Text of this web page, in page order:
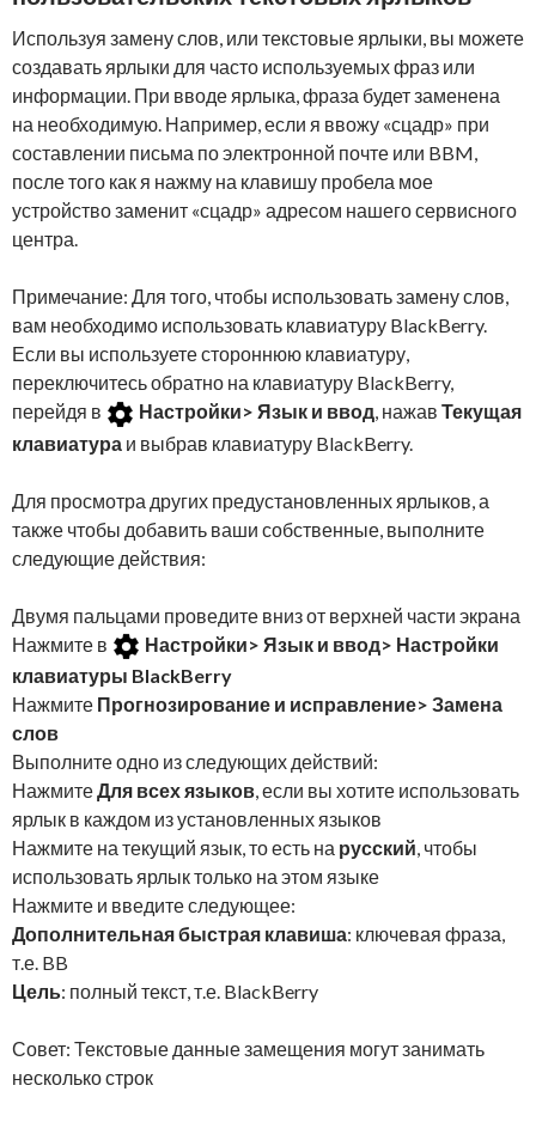
Используя замену слов, или текстовые ярлыки, вы можете
создавать ярлыки для часто используемых фраз или
информации. При вводе ярлыка, фраза будет заменена
на необходимую. Например, если я ввожу «сцадр» при
составлении письма по электронной почте или BBM,
после того как я нажму на клавишу пробела мое
устройство заменит «сцадр» адресом нашего сервисного
центра.
Примечание: Для того, чтобы использовать замену слов,
вам необходимо использовать клавиатуру BlackBerry.
Если вы используете стороннюю клавиатуру,
переключитесь обратно на клавиатуру BlackBerry,
перейдя в
Настройки> Язык и ввод, нажав Текущая
клавиатура и выбрав клавиатуру BlackBerry.
Для просмотра других предустановленных ярлыков, а
также чтобы добавить ваши собственные, выполните
следующие действия:
Двумя пальцами проведите вниз от верхней части экрана
Нажмите в
Настройки> Язык и ввод> Настройки
клавиатуры BlackBerry
Нажмите Прогнозирование и исправление> Замена
слов
Выполните одно из следующих действий:
НажмитеДля всех языков, если вы хотите использовать
ярлык в каждом из установленных языков
Нажмите на текущий язык, то есть на русский, чтобы
использовать ярлык только на этом языке
Нажмите и введите следующее:
Дополнительная быстрая клавиша: ключевая фраза,
т.е. BB
Цель: полный текст, т.е. BlackBerry
Совет: Текстовые данные замещения могут занимать
несколько строк